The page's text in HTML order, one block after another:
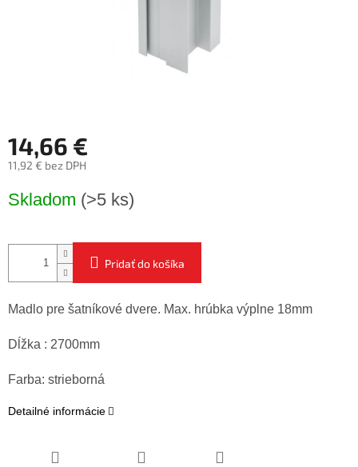
14,66 €
11,92 € bez DPH
cena:
Skladom (>5 ks)
Pridať do košíka
Madlo pre šatníkové dvere. Max. hrúbka výplne 18mm
Dĺžka : 2700mm
Farba: strieborná
Detailné informácie